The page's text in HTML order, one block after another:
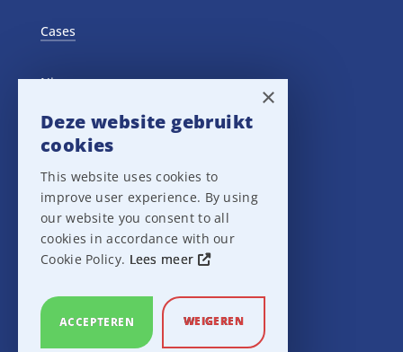
Cases
Nieuws
Training Events
Privacy verklaring
Disclaimer
×
Deze website gebruikt
cookies
This website uses cookies to
improve user experience. By using
our website you consent to all
cookies in accordance with our
Cookie Policy. Lees meer
ACCEPTEREN WEIGEREN